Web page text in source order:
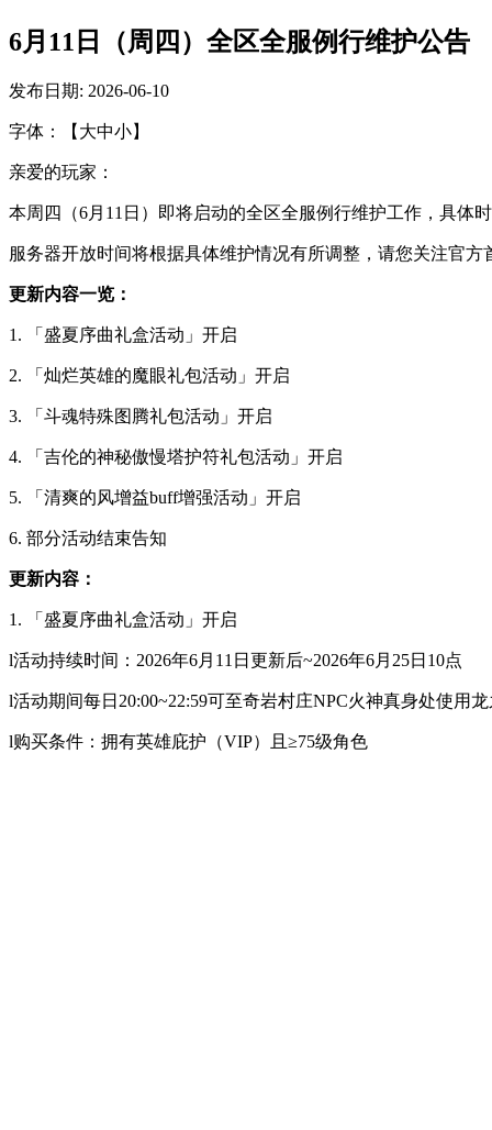
6月11日（周四）全区全服例行维护公告
发布日期: 2026-06-10
字体：【大中小】
亲爱的玩家：
本周四（6月11日）即将启动的全区全服例行维护工作，具体
服务器开放时间将根据具体维护情况有所调整，请您关注官方
更新内容一览：
1. 「盛夏序曲礼盒活动」开启
2. 「灿烂英雄的魔眼礼包活动」开启
3. 「斗魂特殊图腾礼包活动」开启
4. 「吉伦的神秘傲慢塔护符礼包活动」开启
5. 「清爽的风增益buff增强活动」开启
6. 部分活动结束告知
更新内容：
1. 「盛夏序曲礼盒活动」开启
l活动持续时间：2026年6月11日更新后~2026年6月25日10点
l活动期间每日20:00~22:59可至奇岩村庄NPC火神真身处使用
l购买条件：拥有英雄庇护（VIP）且≥75级角色